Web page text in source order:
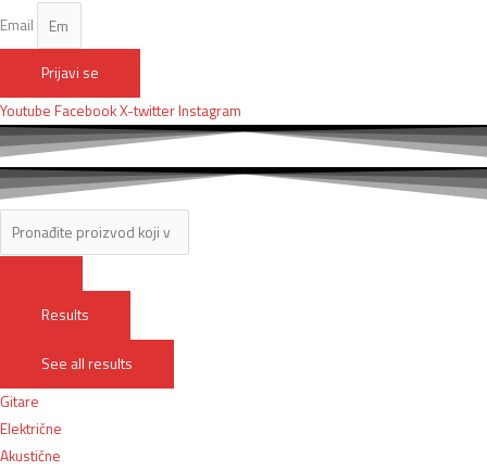
Email
Prijavi se
Youtube FacebookX-twitter Instagram
Results
See all results
Gitare
Električne
Akustične